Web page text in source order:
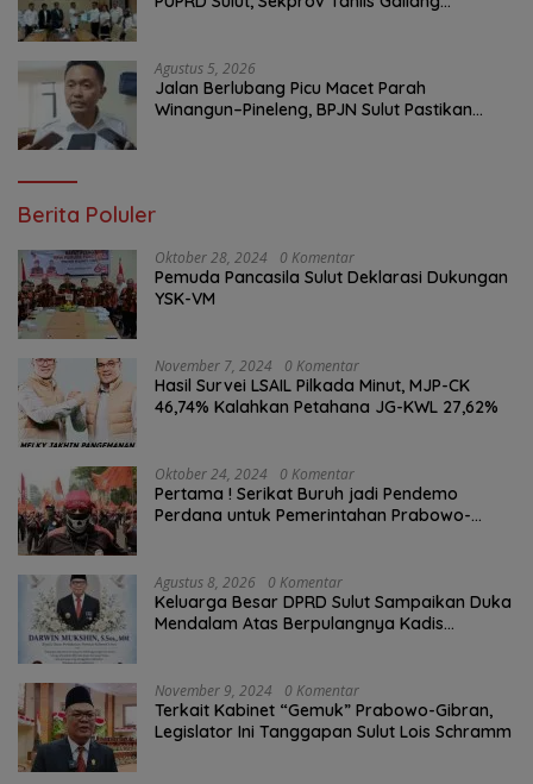
Agustus 5, 2026
Jalan Berlubang Picu Macet Parah
Winangun–Pineleng, BPJN Sulut Pastikan
Berita Poluler
Oktober 28, 2024 0 Komentar
Pemuda Pancasila Sulut Deklarasi Dukungan
YSK-VM
November 7, 2024 0 Komentar
Hasil Survei LSAIL Pilkada Minut, MJP-CK
46,74% Kalahkan Petahana JG-KWL 27,62%
Oktober 24, 2024 0 Komentar
Pertama ! Serikat Buruh jadi Pendemo
Perdana untuk Pemerintahan Prabowo-
Agustus 8, 2026 0 Komentar
Keluarga Besar DPRD Sulut Sampaikan Duka
Mendalam Atas Berpulangnya Kadis
November 9, 2024 0 Komentar
Terkait Kabinet “Gemuk” Prabowo-Gibran,
Legislator Ini Tanggapan Sulut Lois Schramm